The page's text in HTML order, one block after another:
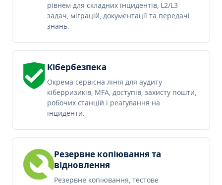
рівнем для складних інцидентів, L2/L3
задач, міграцій, документації та передачі
знань.
Кібербезпека
Окрема сервісна лінія для аудиту
кіберризиків, MFA, доступів, захисту пошти,
робочих станцій і реагування на
інциденти.
Резервне копіювання та
відновлення
Резервне копіювання, тестове